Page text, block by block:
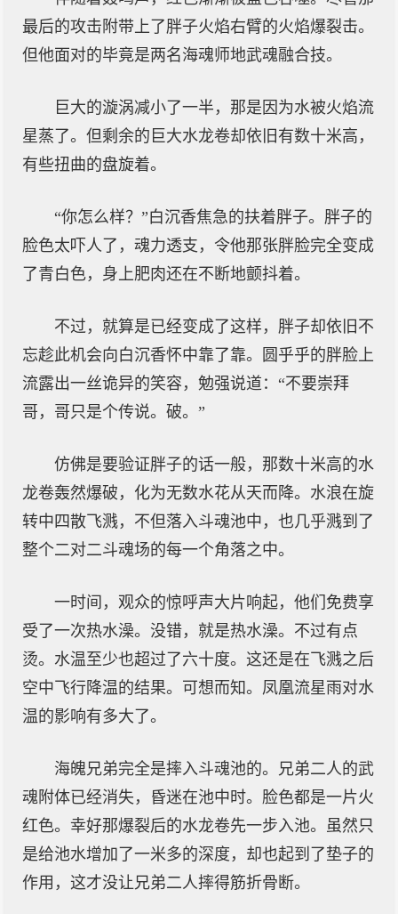
最后的攻击附带上了胖子火焰右臂的火焰爆裂击。
但他面对的毕竟是两名海魂师地武魂融合技。
巨大的漩涡减小了一半，那是因为水被火焰流
星蒸了。但剩余的巨大水龙卷却依旧有数十米高，
有些扭曲的盘旋着。
“你怎么样？”白沉香焦急的扶着胖子。胖子的
脸色太吓人了，魂力透支，令他那张胖脸完全变成
了青白色，身上肥肉还在不断地颤抖着。
不过，就算是已经变成了这样，胖子却依旧不
忘趁此机会向白沉香怀中靠了靠。圆乎乎的胖脸上
流露出一丝诡异的笑容，勉强说道：“不要崇拜
哥，哥只是个传说。破。”
仿佛是要验证胖子的话一般，那数十米高的水
龙卷轰然爆破，化为无数水花从天而降。水浪在旋
转中四散飞溅，不但落入斗魂池中，也几乎溅到了
整个二对二斗魂场的每一个角落之中。
一时间，观众的惊呼声大片响起，他们免费享
受了一次热水澡。没错，就是热水澡。不过有点
烫。水温至少也超过了六十度。这还是在飞溅之后
空中飞行降温的结果。可想而知。凤凰流星雨对水
温的影响有多大了。
海魄兄弟完全是摔入斗魂池的。兄弟二人的武
魂附体已经消失，昏迷在池中时。脸色都是一片火
红色。幸好那爆裂后的水龙卷先一步入池。虽然只
是给池水增加了一米多的深度，却也起到了垫子的
作用，这才没让兄弟二人摔得筋折骨断。